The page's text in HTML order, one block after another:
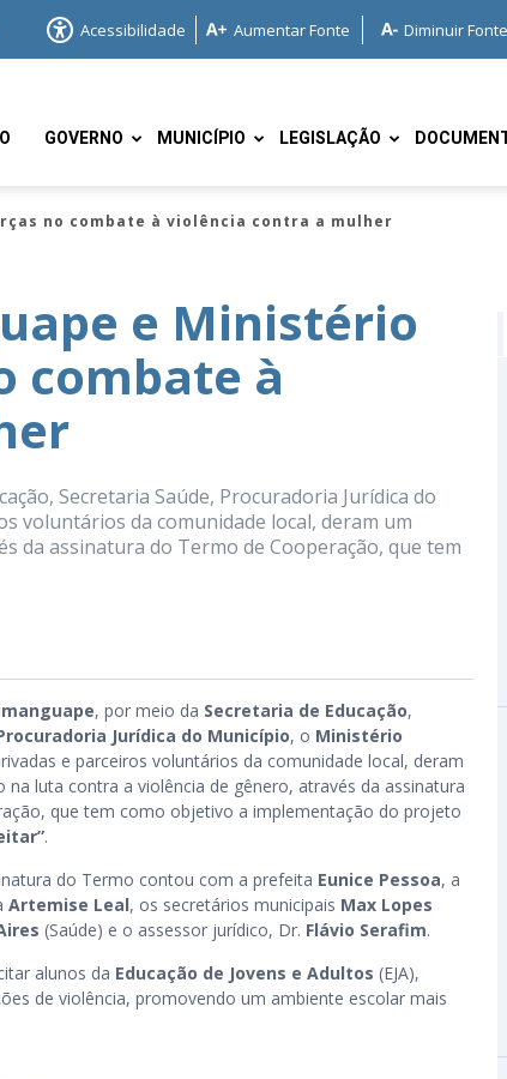
Acessibilidade Aumentar Fonte Diminuir Fonte
GOVERNO MUNICÍPIO LEGISLAÇÃO
no combate à violência contra a mulher
e Ministério
combate à
Secretaria Saúde, Procuradoria Jurídica do
voluntários da comunidade local, deram um
da assinatura do Termo de Cooperação, que tem
, por meio da Secretaria de Educação,
Jurídica do Município, o Ministério
e parceiros voluntários da comunidade local, deram
luta contra a violência de gênero, através da assinatura
que tem como objetivo a implementação do projeto
.
do Termo contou com a prefeita Eunice Pessoa, a
Artemise Leal, os secretários municipais Max Lopes
(Saúde) e o assessor jurídico, Dr. Flávio Serafim.
alunos da Educação de Jovens e Adultos (EJA),
de violência, promovendo um ambiente escolar mais